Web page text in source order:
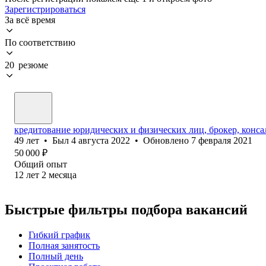
Зарегистрироваться
За всё время
По соответствию
20 резюме
кредитование юридических и физических лиц, брокер,
49 лет • Был 4 августа 2022 • Обновлено 7 февраля 2021
50 000 ₽
Общий опыт
12 лет 2 месяца
Быстрые фильтры подбора вакансий
Гибкий график
Полная занятость
Полный день